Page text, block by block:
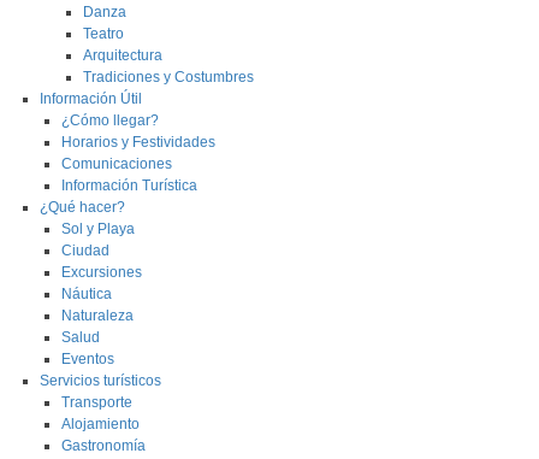
Danza
Teatro
Arquitectura
Tradiciones y Costumbres
Información Útil
¿Cómo llegar?
Horarios y Festividades
Comunicaciones
Información Turística
¿Qué hacer?
Sol y Playa
Ciudad
Excursiones
Náutica
Naturaleza
Salud
Eventos
Servicios turísticos
Transporte
Alojamiento
Gastronomía